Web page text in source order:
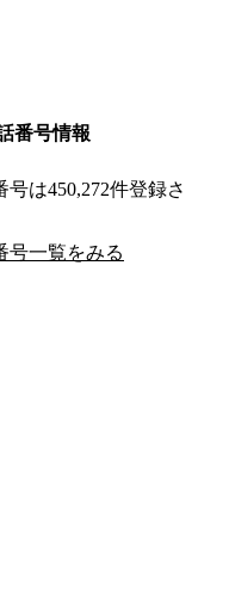
番号情報
は450,272件登録さ
号一覧をみる